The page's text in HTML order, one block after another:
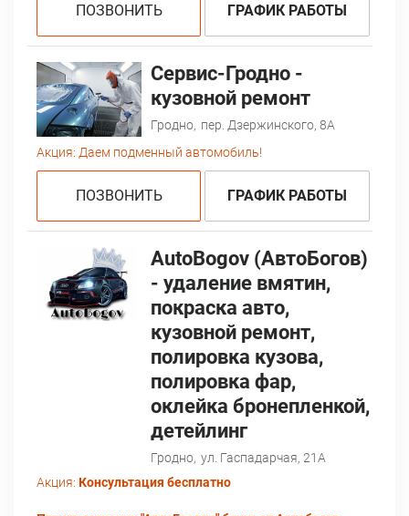
ПОЗВОНИТЬ ГРАФИК РАБОТЫ
Сервис-Гродно -
кузовной ремонт
Гродно, пер. Дзержинского, 8А
Акция: Даем подменный автомобиль!
ПОЗВОНИТЬ ГРАФИК РАБОТЫ
AutoBogov (АвтоБогов)
- удаление вмятин,
покраска авто,
кузовной ремонт,
полировка кузова,
полировка фар,
оклейка бронепленкой,
детейлинг
Гродно, ул. Гаспадарчая, 21А
Акция: Консультация бесплатно